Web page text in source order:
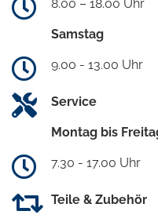
8.00 – 18.00 Uhr
Samstag
9.00 - 13.00 Uhr
Service
Montag bis
7.30 - 17.00 Uhr
Teile & Zubehör